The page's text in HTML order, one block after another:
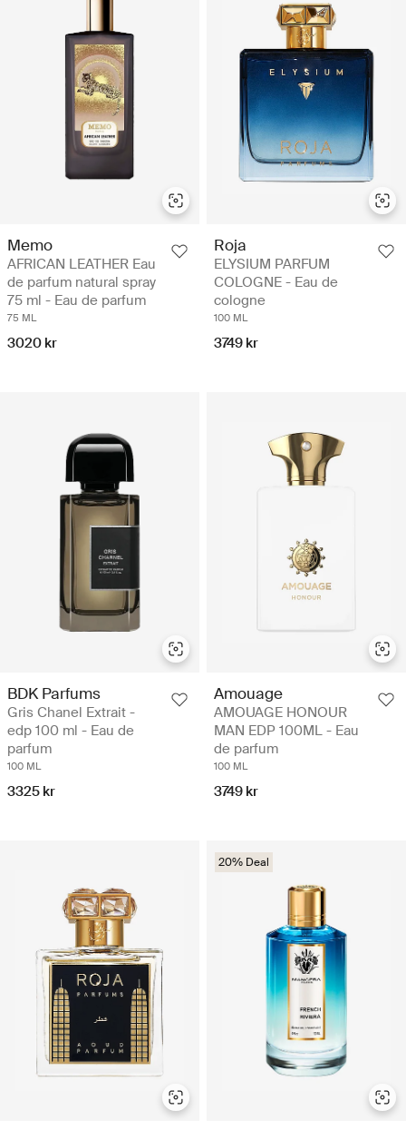
Memo
AFRICAN LEATHER Eau
de parfum natural spray
75 ml - Eau de parfum
75 ML
3020 kr
Roja
ELYSIUM PARFUM
COLOGNE - Eau de
cologne
100 ML
3749 kr
BDK Parfums
Gris Chanel Extrait -
edp 100 ml - Eau de
parfum
100 ML
3325 kr
Amouage
AMOUAGE HONOUR
MAN EDP 100ML - Eau
de parfum
100 ML
3749 kr
20% Deal